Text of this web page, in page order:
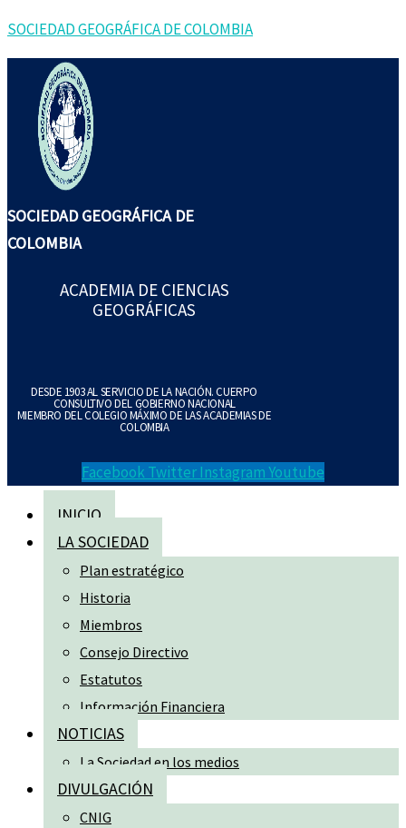
al
contenido
SOCIEDAD GEOGRÁFICA DE COLOMBIA
SOCIEDAD GEOGRÁFICA DE
COLOMBIA
ACADEMIA DE CIENCIAS
GEOGRÁFICAS
DESDE 1903 AL SERVICIO DE LA NACIÓN. CUERPO
CONSULTIVO DEL GOBIERNO NACIONAL
MIEMBRO DEL COLEGIO MÁXIMO DE LAS ACADEMIAS DE
COLOMBIA
Facebook Twitter InstagramYoutube
INICIO
LA SOCIEDAD
Plan estratégico
Historia
Miembros
Consejo Directivo
Estatutos
Información Financiera
NOTICIAS
La Sociedad en los medios
DIVULGACIÓN
CNIG
por: